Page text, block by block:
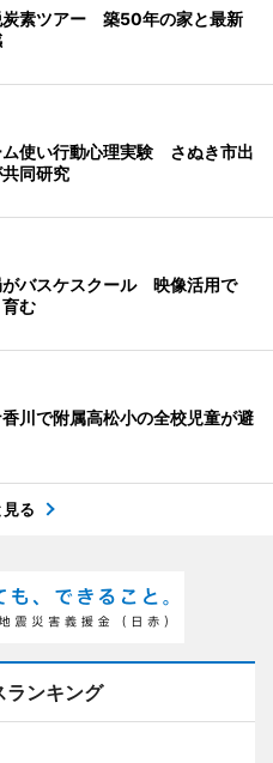
炭素ツアー 築50年の家と最新
使い行動心理実験 さぬき市出
同研究
がバスケスクール 映像活用で
育む
川で附属高松小の全校児童が避
見る
ランキング